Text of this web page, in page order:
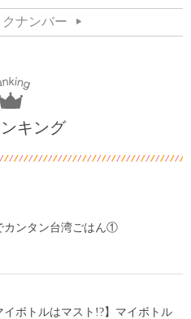
ナンバー
キング
カンタン台湾ごはん①
イボトルはマスト!?】マイボトル